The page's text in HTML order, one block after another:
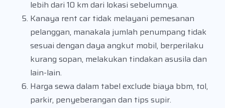
lebih dari 10 km dari lokasi sebelumnya.
Kanaya rent car tidak melayani pemesanan
pelanggan, manakala jumlah penumpang tidak
sesuai dengan daya angkut mobil, berperilaku
kurang sopan, melakukan tindakan asusila dan
lain-lain.
Harga sewa dalam tabel exclude biaya bbm, tol,
parkir, penyeberangan dan tips supir.